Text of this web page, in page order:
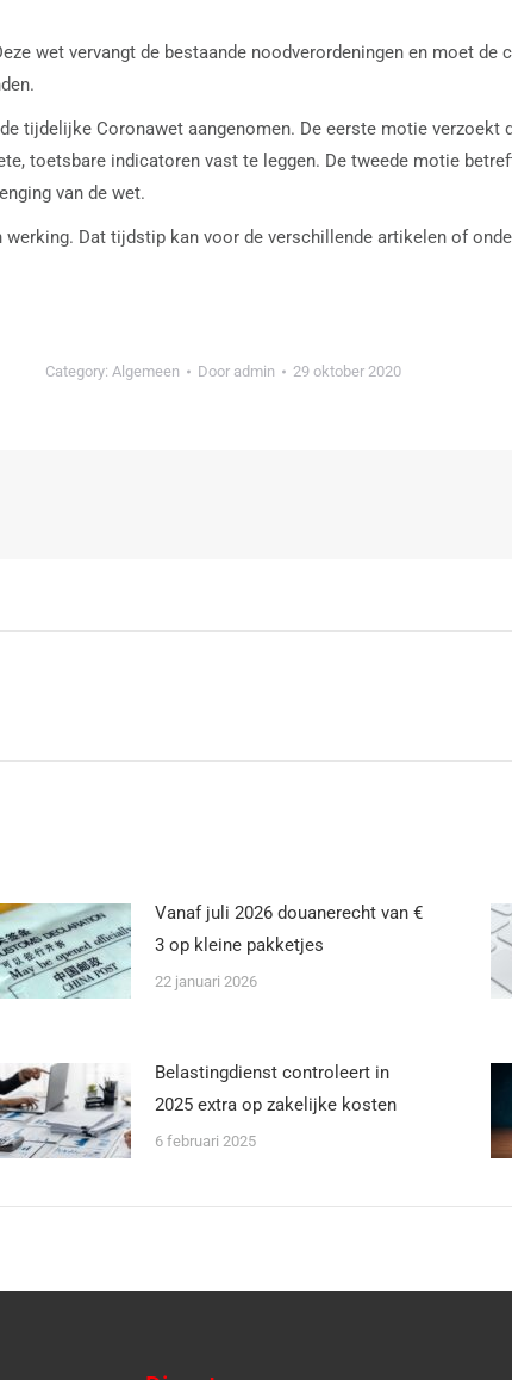
wet vervangt de bestaande noodverordeningen en moet
tijdelijke Coronawet aangenomen. De eerste motie verzoekt
toetsbare indicatoren vast te leggen. De tweede motie
van de wet.
Dat tijdstip kan voor de verschillende artikelen of
Category: Algemeen Door admin 29 oktober 2020
Vanaf juli 2026 douanerecht van €
3 op kleine pakketjes
22 januari 2026
Belastingdienst controleert in
2025 extra op zakelijke kosten
6 februari 2025